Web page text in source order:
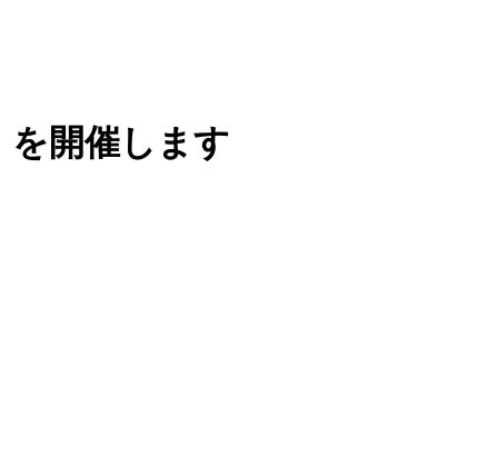
を開催します